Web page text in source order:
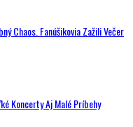
Chaos. Fanúšikovia Zažili Večer
Koncerty Aj Malé Príbehy